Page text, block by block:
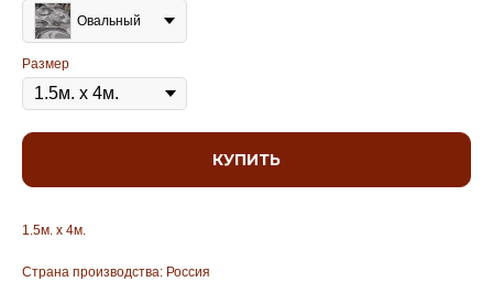
Овальный
Размер
КУПИТЬ
1.5м. х 4м.
Страна производства: Россия